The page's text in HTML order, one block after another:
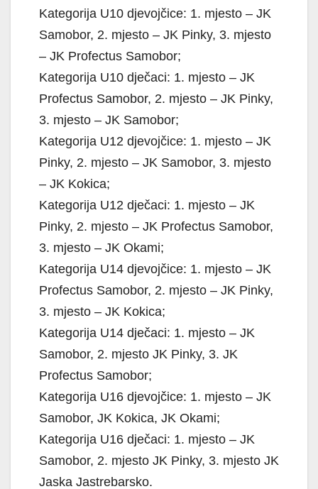
Kategorija U10 djevojčice: 1. mjesto – JK
Samobor, 2. mjesto – JK Pinky, 3. mjesto
– JK Profectus Samobor;
Kategorija U10 dječaci: 1. mjesto – JK
Profectus Samobor, 2. mjesto – JK Pinky,
3. mjesto – JK Samobor;
Kategorija U12 djevojčice: 1. mjesto – JK
Pinky, 2. mjesto – JK Samobor, 3. mjesto
– JK Kokica;
Kategorija U12 dječaci: 1. mjesto – JK
Pinky, 2. mjesto – JK Profectus Samobor,
3. mjesto – JK Okami;
Kategorija U14 djevojčice: 1. mjesto – JK
Profectus Samobor, 2. mjesto – JK Pinky,
3. mjesto – JK Kokica;
Kategorija U14 dječaci: 1. mjesto – JK
Samobor, 2. mjesto JK Pinky, 3. JK
Profectus Samobor;
Kategorija U16 djevojčice: 1. mjesto – JK
Samobor, JK Kokica, JK Okami;
Kategorija U16 dječaci: 1. mjesto – JK
Samobor, 2. mjesto JK Pinky, 3. mjesto JK
Jaska Jastrebarsko.